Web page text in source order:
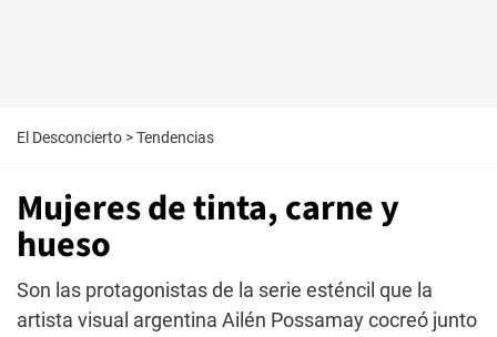
El Desconcierto >Tendencias
Mujeres de tinta, carne y
hueso
Son las protagonistas de la serie esténcil que la
artista visual argentina Ailén Possamay cocreó junto